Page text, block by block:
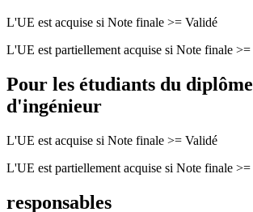
L'UE est acquise si Note finale >= Validé
L'UE est partiellement acquise si Note finale >=
Pour les étudiants du diplôme
d'ingénieur
L'UE est acquise si Note finale >= Validé
L'UE est partiellement acquise si Note finale >=
responsables